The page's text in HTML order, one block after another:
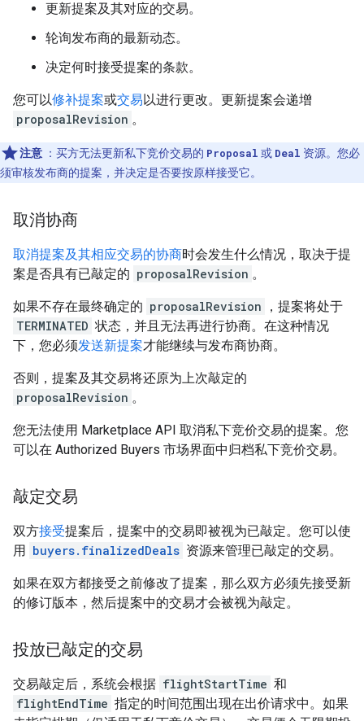
更新提案及其对应的交易。
轮询发布商的最新动态。
决定何时接受提案的条款。
您可以修补提案或交易以进行更改。更新提案会递增
proposalRevision 。
注意 ：买方无法更新私下竞价交易的 Proposal 或 Deal 资源。您必
须审核发布商的提案，并决定是否要按原样接受它。
取消协商
取消提案及其相应交易的协商时会发生什么情况，取决于提
案是否具有已敲定的 proposalRevision 。
如果不存在最终确定的 proposalRevision
，提案将处于
TERMINATED 状态，并且无法再进行协商。在这种情况
下，您必须发送新提案才能继续与发布商协商。
否则，提案及其交易将还原为上次敲定的
proposalRevision 。
您无法使用 Marketplace API 取消私下竞价交易的提案。您
可以在 Authorized Buyers 市场界面中归档私下竞价交易。
敲定交易
双方接受提案后，提案中的交易即被视为已敲定。您可以使
用 buyers.finalizedDeals 资源来管理已敲定的交易。
如果在双方都接受之前修改了提案，那么双方必须先接受新
的修订版本，然后提案中的交易才会被视为敲定。
投放已敲定的交易
交易敲定后，系统会根据 flightStartTime 和
flightEndTime 指定的时间范围出现在出价请求中。如果